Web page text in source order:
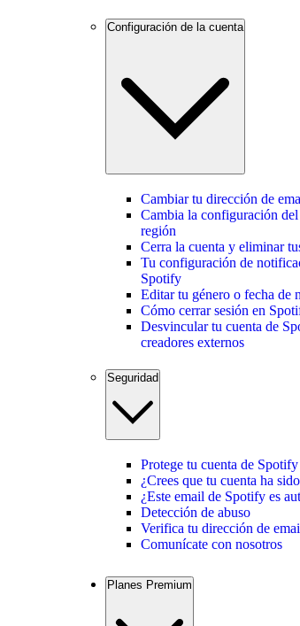
Configuración de la cuenta
Cambiar tu dirección de
Cambia la configuración del
región
Cerra la cuenta y eliminar
Tu configuración de
Spotify
Editar tu género o fecha de
Cómo cerrar sesión en
Desvincular tu cuenta de
creadores externos
Seguridad
Protege tu cuenta de Spotify
¿Crees que tu cuenta ha
¿Este email de Spotify es
Detección de abuso
Verifica tu dirección de
Comunícate con nosotros
Planes Premium